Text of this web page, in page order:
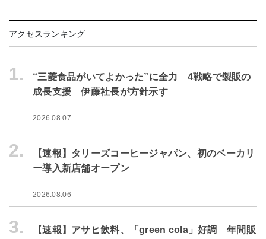
アクセスランキング
1.
“三菱食品がいてよかった”に全力 4戦略で製販の
成長支援 伊藤社長が方針示す
2026.08.07
2.
【速報】タリーズコーヒージャパン、初のベーカリ
ー導入新店舗オープン
2026.08.06
3.
【速報】アサヒ飲料、「green cola」好調 年間販